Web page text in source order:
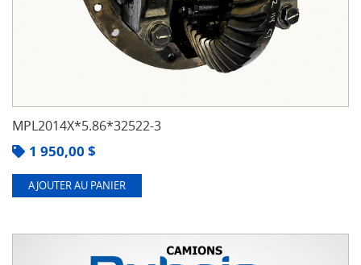
MPL2014X*5.86*32522-3
1 950,00 $
AJOUTER AU PANIER